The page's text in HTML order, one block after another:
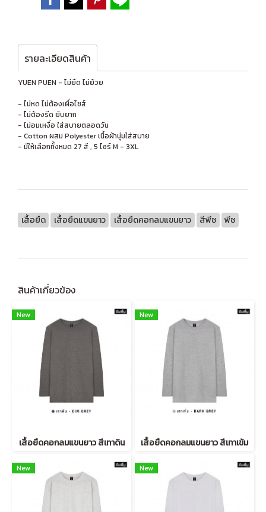
รายละเอียดสินค้า
YUEN PUEN - ไม่ยืด ไม่ย้วย
- ไม่หด ไม่ต้องเผื่อไซส์
- ไม่ต้องรีด ยับยาก
- ไม่อมเหงื่อ ใส่สบายตลอดวัน
- Cotton ผสม Polyester เนื้อผ้านุ่มใส่สบาย
- มีให้เลือกทั้งหมด 27 สี , 5 ไซร์ M - 3XL
เสื้อยืด เสื้อยืดแขนยาว เสื้อยืดคอกลมแขนยาว สีพีช พีช
สินค้าเกี่ยวข้อง
New
เสื้อยืดคอกลมแขนยาว สีเทาดิน
New
เสื้อยืดคอกลมแขนยาว สีเทาเข้ม
New New